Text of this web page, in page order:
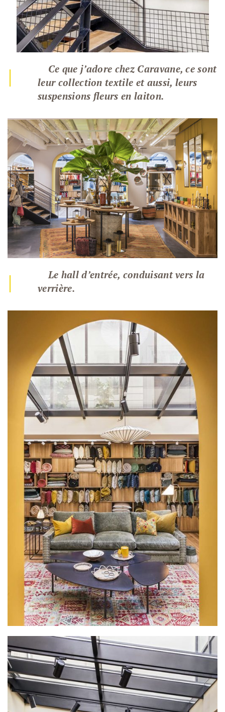
|
Ce que j’adore chez Caravane, ce sont
leur collection textile et aussi, leurs
suspensions fleurs en laiton.
|
Le hall d’entrée, conduisant vers la
verrière.